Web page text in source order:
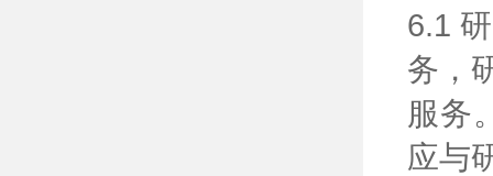
6.1
务，
服务
应与